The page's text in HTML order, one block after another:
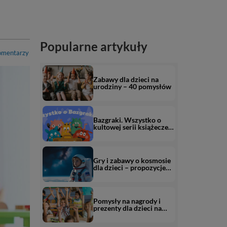
Popularne artykuły
Zabawy dla dzieci na
urodziny – 40 pomysłów
Bazgraki. Wszystko o
kultowej serii książeczek
Kapitana Nauki
Gry i zabawy o kosmosie
dla dzieci – propozycje
dla przedszkolaka i
starszaka (+ darmowe
karty pracy o kosmosie)
Pomysły na nagrody i
prezenty dla dzieci na
koniec roku szkolnego